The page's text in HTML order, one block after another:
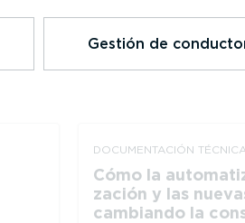
Gestión de
DOCUMEN­TACIÓN TÉCNICA
Cómo la
zación y las
cambiando la